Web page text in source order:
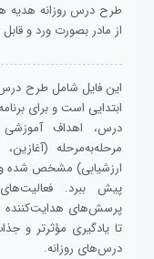
طرح درس روزانه هدیه
از مادر بصورت ورد و
این فایل شامل طرح
ابتدایی است و برای
درس، اهداف آموزشی
مرحله‌به‌مرحله
ارزشیابی) مشخص شده
پیش ببرد.
پرسش‌های هدایت‌کننده
تا یادگیری مؤثرتر و
درس‌های روزانه.